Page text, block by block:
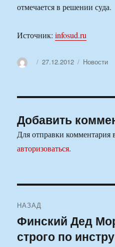
отмечается в решении суда.
Источник:infosud.ru
АвторОпубликовано
27.12.2012 Рубрики
Новости
Добавить
Для отправки комментария
авторизоваться.
по
записям
НАЗАД
Предыдущая
запись:
Финский Дед
строго по